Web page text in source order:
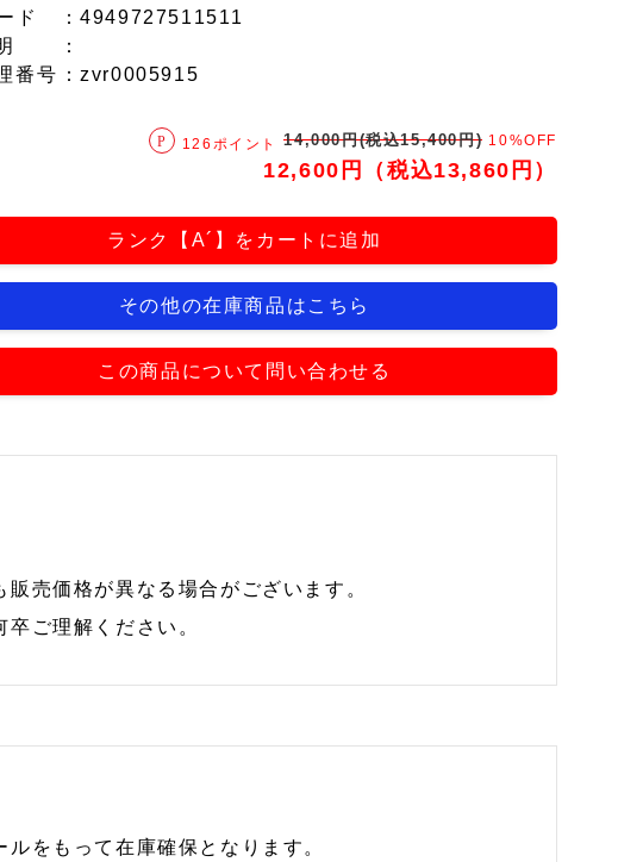
ド
：4949727511511
：
番号 ：zvr0005915
126ポイント 14,000円(税込15,400円) 10%OFF
12,600円（税込13,860円）
ランク【A´】をカートに追加
その他の在庫商品はこちら
この商品について問い合わせる
売価格が異なる場合がございます。
ご理解ください。
をもって在庫確保となります。